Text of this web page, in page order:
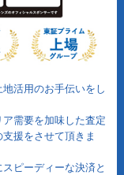
地活用のお手伝いをし
需要を加味した査定
援をさせて頂きま
ピーディーな決済と